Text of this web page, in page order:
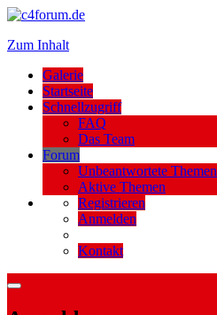
Zum Inhalt
Galerie
Startseite
Schnellzugriff
FAQ
Das Team
Forum
Unbeantwortete Themen
Aktive Themen
Registrieren
Anmelden
Kontakt